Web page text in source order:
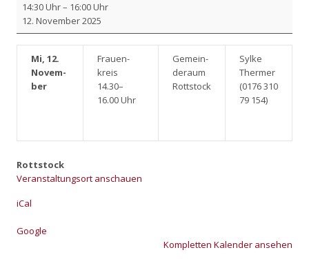
en­
kreis
14:30 Uhr– 16:00 Uhr
12. Novem­ber 2025
Mi, 12.
Novem­
ber
Frau­en­
kreis
14.30–
16.00 Uhr
Gemein­
de­raum
Rott­stock
Syl­ke
Ther­mer
(0176 310
79 154)
Rottstock
Veranstaltungsort anschauen
iCal
Goog­le
Kom­plet­ten Kalen­der anse­hen